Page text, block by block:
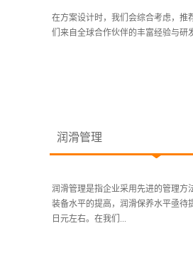
在方案设计时，我们会综合考虑，推
们来自全球合作伙伴的丰富经验与研
润滑管理
润滑管理是指企业采用先进的管理方
装备水平的提高，润滑保养水平亟待
日元左右。在我们...